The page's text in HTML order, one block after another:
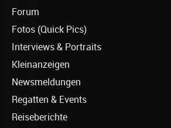
Forum
Fotos (Quick Pics)
Interviews & Portraits
Kleinanzeigen
Newsmeldungen
Regatten & Events
Reiseberichte